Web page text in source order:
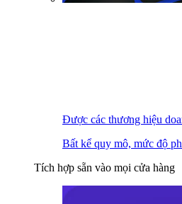
Được các thương hiệu
Bất kể quy mô, mức độ
Tích hợp sẵn vào mọi cửa hàng